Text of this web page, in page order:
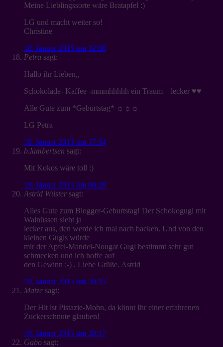
Meine Lieblingssorte wäre Bratapfel :)
LG und macht weiter so!
Christine
18. Januar 2015 um 12:08
Petra sagt:
Hallo ihr Lieben,,
Schokolade- Kaffee -mmmhhhhh ein Traum – lecker ♥♥
Alle Gute zum *Geburtstag* ☼☼☼
LG Petra
18. Januar 2015 um 17:54
b.lambertsen sagt:
Mit Kokos wäre toll :)
19. Januar 2015 um 08:28
Astrid Wüster sagt:
Alles Gute zum Blogger-Geburtstag! Der Schokogugl mit
Walnüssen sieht ja
lecker aus, den werde ich mal nach backen. Und von den
kleinen Gugls würde
mir der Apfel-Mandel-Nougat Gugl bestimmt sehr gut
schmecken und ich hoffe auf
den Gewinn :-) . Liebe Grüße. Astrid
19. Januar 2015 um 20:15
Matze sagt:
Der Hit ist Pistazie-Mohn, da könnt Ihr einer erfahrenen
Zuckerschnute glauben!
19. Januar 2015 um 20:17
Gabo sagt: